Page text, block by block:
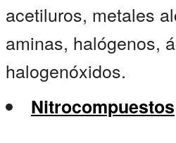
acetiluros, metales
aminas, halógenos,
halogenóxidos.
Nitrocompuestos